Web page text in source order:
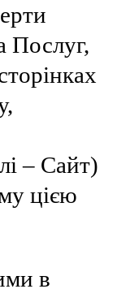
Послуг,
– Сайт)
цією
в